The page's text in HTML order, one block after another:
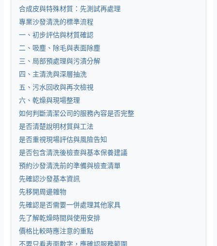
合成皮與特殊材質：先測試再處理
專業沙發清洗的標準流程
一、初步評估與材質確認
二、吸塵、除毛與表面除塵
三、局部預處理與污漬分解
四、主清洗與深層抽洗
五、污水回收與再次檢視
六、乾燥與現場整理
如何判斷清潔公司的服務內容是否完整
是否清楚說明材質與工法
是否重視現場評估與風險告知
是否包含清洗後檢查與基本保養建議
預約沙發清洗前的準備與檢查清單
先確認沙發基本資訊
先移開周邊雜物
先確認是否需要一併處理其他家具
先了解乾燥時間與使用安排
價格比較時應注意的重點
不要只看表面數字，應確認服務範圍